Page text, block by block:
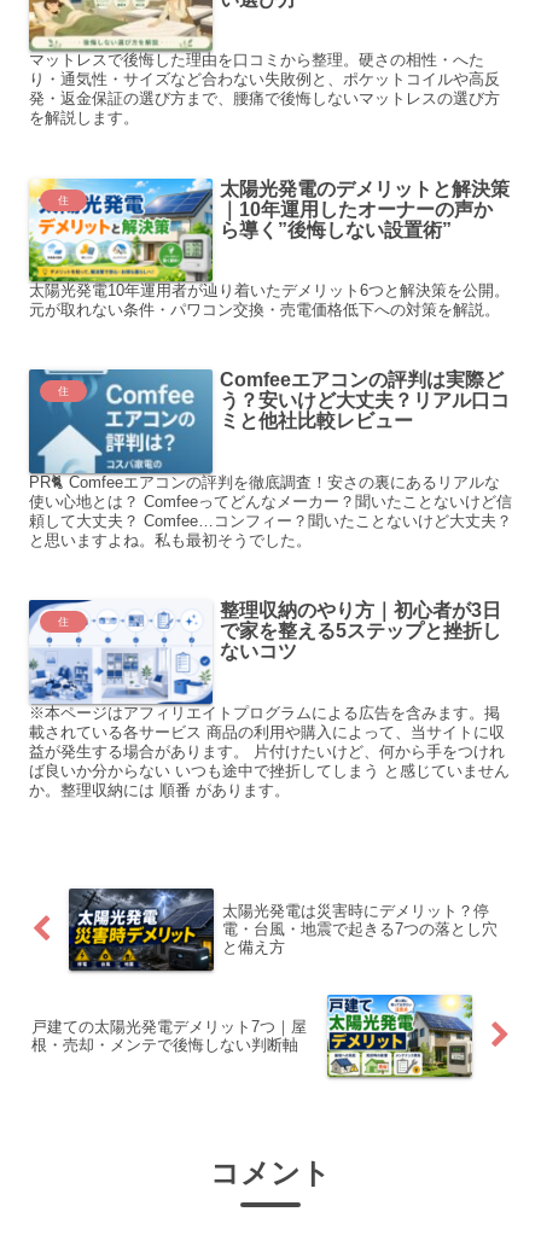
マットレスで後悔した理由を口コミから整理。硬さの相性・へた
り・通気性・サイズなど合わない失敗例と、ポケットコイルや高反
発・返金保証の選び方まで、腰痛で後悔しないマットレスの選び方
を解説します。
住
太陽光発電のデメリットと解決策
｜10年運用したオーナーの声か
ら導く”後悔しない設置術”
太陽光発電10年運用者が辿り着いたデメリット6つと解決策を公開。
元が取れない条件・パワコン交換・売電価格低下への対策を解説。
住
Comfeeエアコンの評判は実際ど
う？安いけど大丈夫？リアル口コ
ミと他社比較レビュー
PR🐈 Comfeeエアコンの評判を徹底調査！安さの裏にあるリアルな
使い心地とは？ Comfeeってどんなメーカー？聞いたことないけど信
頼して大丈夫？ Comfee…コンフィー？聞いたことないけど大丈夫？
と思いますよね。私も最初そうでした。
住
整理収納のやり方｜初心者が3日
で家を整える5ステップと挫折し
ないコツ
※本ページはアフィリエイトプログラムによる広告を含みます。掲
載されている各サービス 商品の利用や購入によって、当サイトに収
益が発生する場合があります。 片付けたいけど、何から手をつけれ
ば良いか分からない いつも途中で挫折してしまう と感じていません
か。整理収納には 順番 があります。
太陽光発電は災害時にデメリット？停
電・台風・地震で起きる7つの落とし穴
と備え方
戸建ての太陽光発電デメリット7つ｜屋
根・売却・メンテで後悔しない判断軸
コメント